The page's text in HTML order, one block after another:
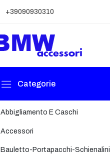
+39090930310
Categorie
Abbigliamento E Caschi
Accessori
Bauletto-Portapacchi-Schienalini